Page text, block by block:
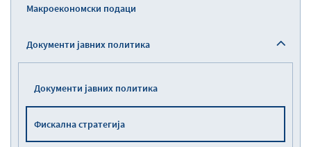
Макроекономски подаци
Документи јавних политика
Документи јавних политика
Фискална стратегија